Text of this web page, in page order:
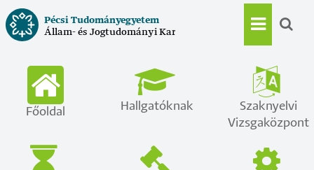
Ugrás
a
tartalomra
Pécsi Tudományegyetem
Állam- és Jogtudományi Kar
Main
Főoldal Hallgatóknak
Szaknyelvi
Vizsgaközpont